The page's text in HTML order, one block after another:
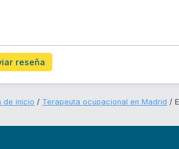
reseña
de inicio Terapeuta ocupacional en Madrid